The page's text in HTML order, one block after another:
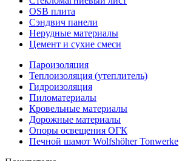
OSB плита
Сэндвич панели
Нерудные материалы
Цемент и сухие смеси
Пароизоляция
Теплоизоляция (утеплитель)
Гидроизоляция
Пиломатериалы
Кровельные материалы
Дорожные материалы
Опоры освещения ОГК
Печной шамот Wolfshöher Tonwerke